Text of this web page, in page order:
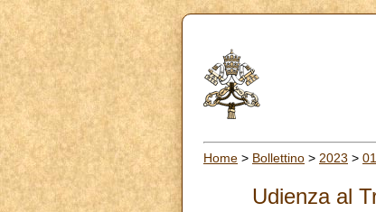
Home > Bollettino > 2023 > 01
Udienza al